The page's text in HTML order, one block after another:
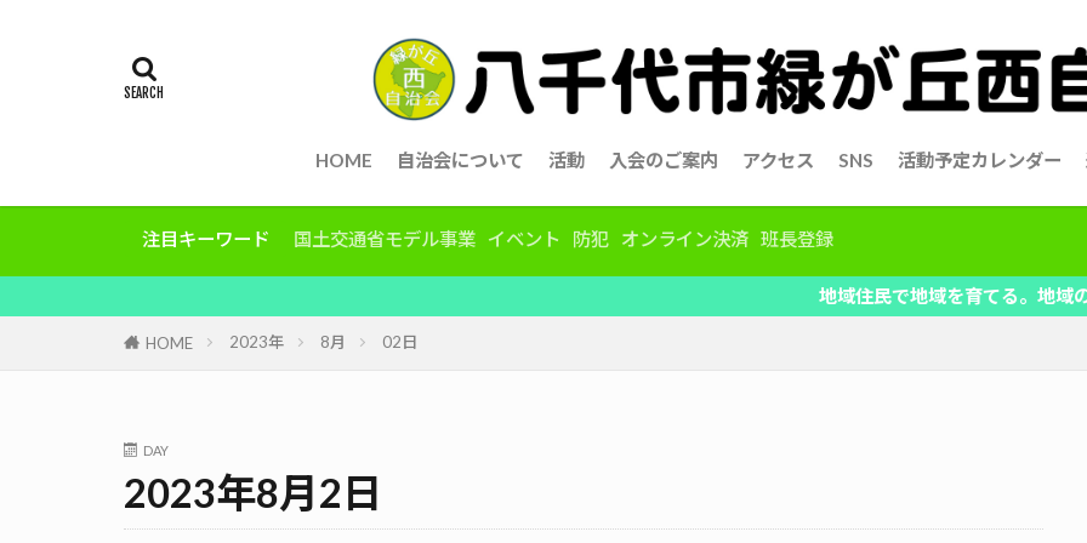
HOME 自治会について 活動 入会のご案内 アクセス SNS 活動予定カレンダー
注目キーワード 国土交通省モデル事業 イベント 防犯 オンライン決済 班長登録
地域住民で地域を育てる。地域の情報を共
HOME 2023年 8月 02日
DAY
2023年8月2日